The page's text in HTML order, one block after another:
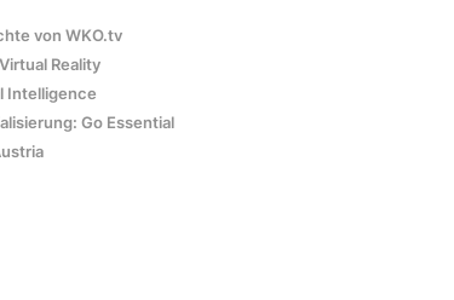
von WKO.tv
Reality
Intelligence
Go Essential